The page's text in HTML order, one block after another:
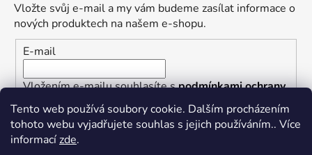
Tento web používá soubory cookie. Dalším procházením
tohoto webu vyjadřujete souhlas s jejich používáním.. Více
informacízde.
Vložte svůj e-mail a my vám budeme zasílat informace o
nových produktech na našem e-shopu.
E-mail
Vložením e-mailu souhlasíte spodmínkami ochrany
osobních údajů
PŘIHLÁSIT SE